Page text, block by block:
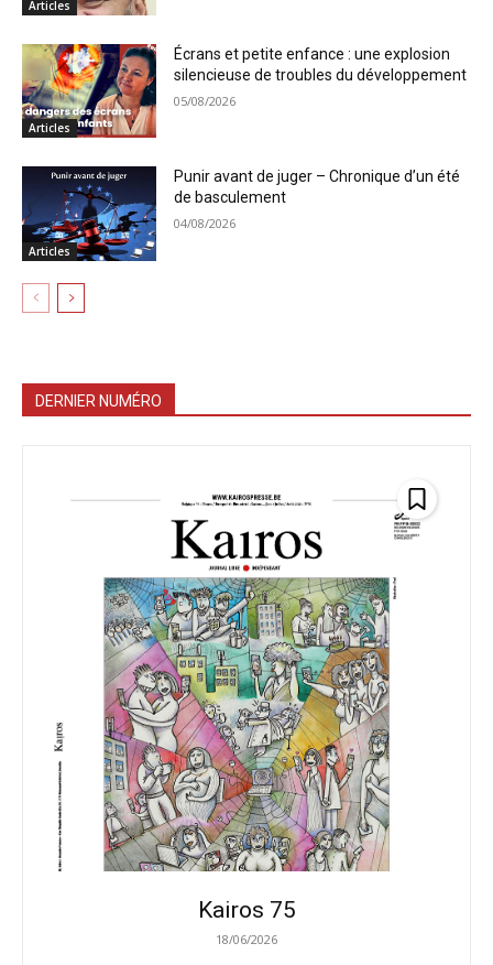
Articles
Articles
Écrans et petite enfance : une explosion
silencieuse de troubles du développement
05/08/2026
Articles
Punir avant de juger – Chronique d’un été
de basculement
04/08/2026
DERNIER NUMÉRO
Kairos 75
18/06/2026